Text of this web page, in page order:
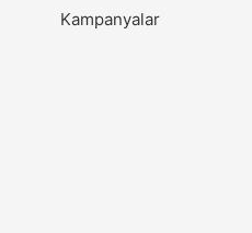
Kampanyalar